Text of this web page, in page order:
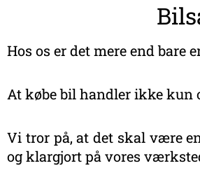
Hos os er det mere end bare
At købe bil handler ikke
Vi tror på, at det skal være
og klargjort på vores